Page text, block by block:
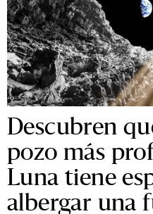
Descubren
pozo más
Luna tiene
albergar una